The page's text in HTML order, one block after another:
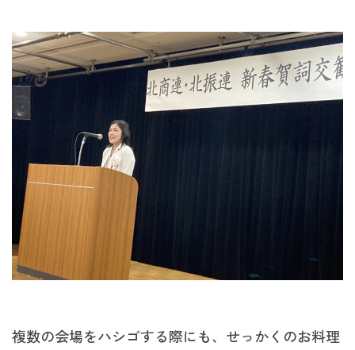
複数の会場をハシゴする際にも、せっかくのお料理